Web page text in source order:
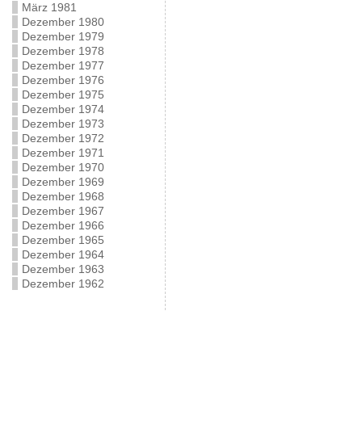
März 1981
Dezember 1980
Dezember 1979
Dezember 1978
Dezember 1977
Dezember 1976
Dezember 1975
Dezember 1974
Dezember 1973
Dezember 1972
Dezember 1971
Dezember 1970
Dezember 1969
Dezember 1968
Dezember 1967
Dezember 1966
Dezember 1965
Dezember 1964
Dezember 1963
Dezember 1962